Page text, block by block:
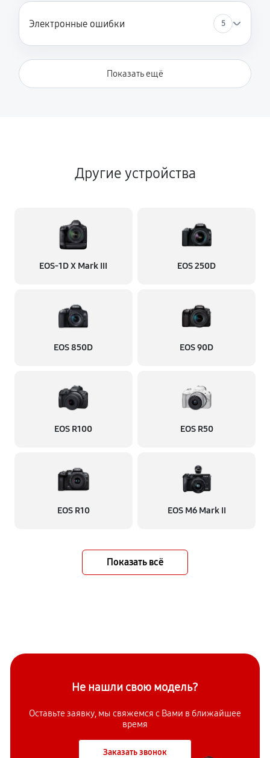
Электронные ошибки 5
Показать ещё
Другие устройства
EOS‑1D X Mark III EOS 250D
EOS 850D EOS 90D
EOS R100 EOS R50
EOS R10 EOS M6 Mark II
Показать всё
Не нашли свою модель?
Оставьте заявку, мы свяжемся с Вами в ближайшее
время
Заказать звонок